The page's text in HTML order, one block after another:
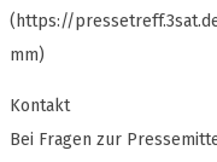
(https://
mm)
Kontakt
Bei Fragen zur